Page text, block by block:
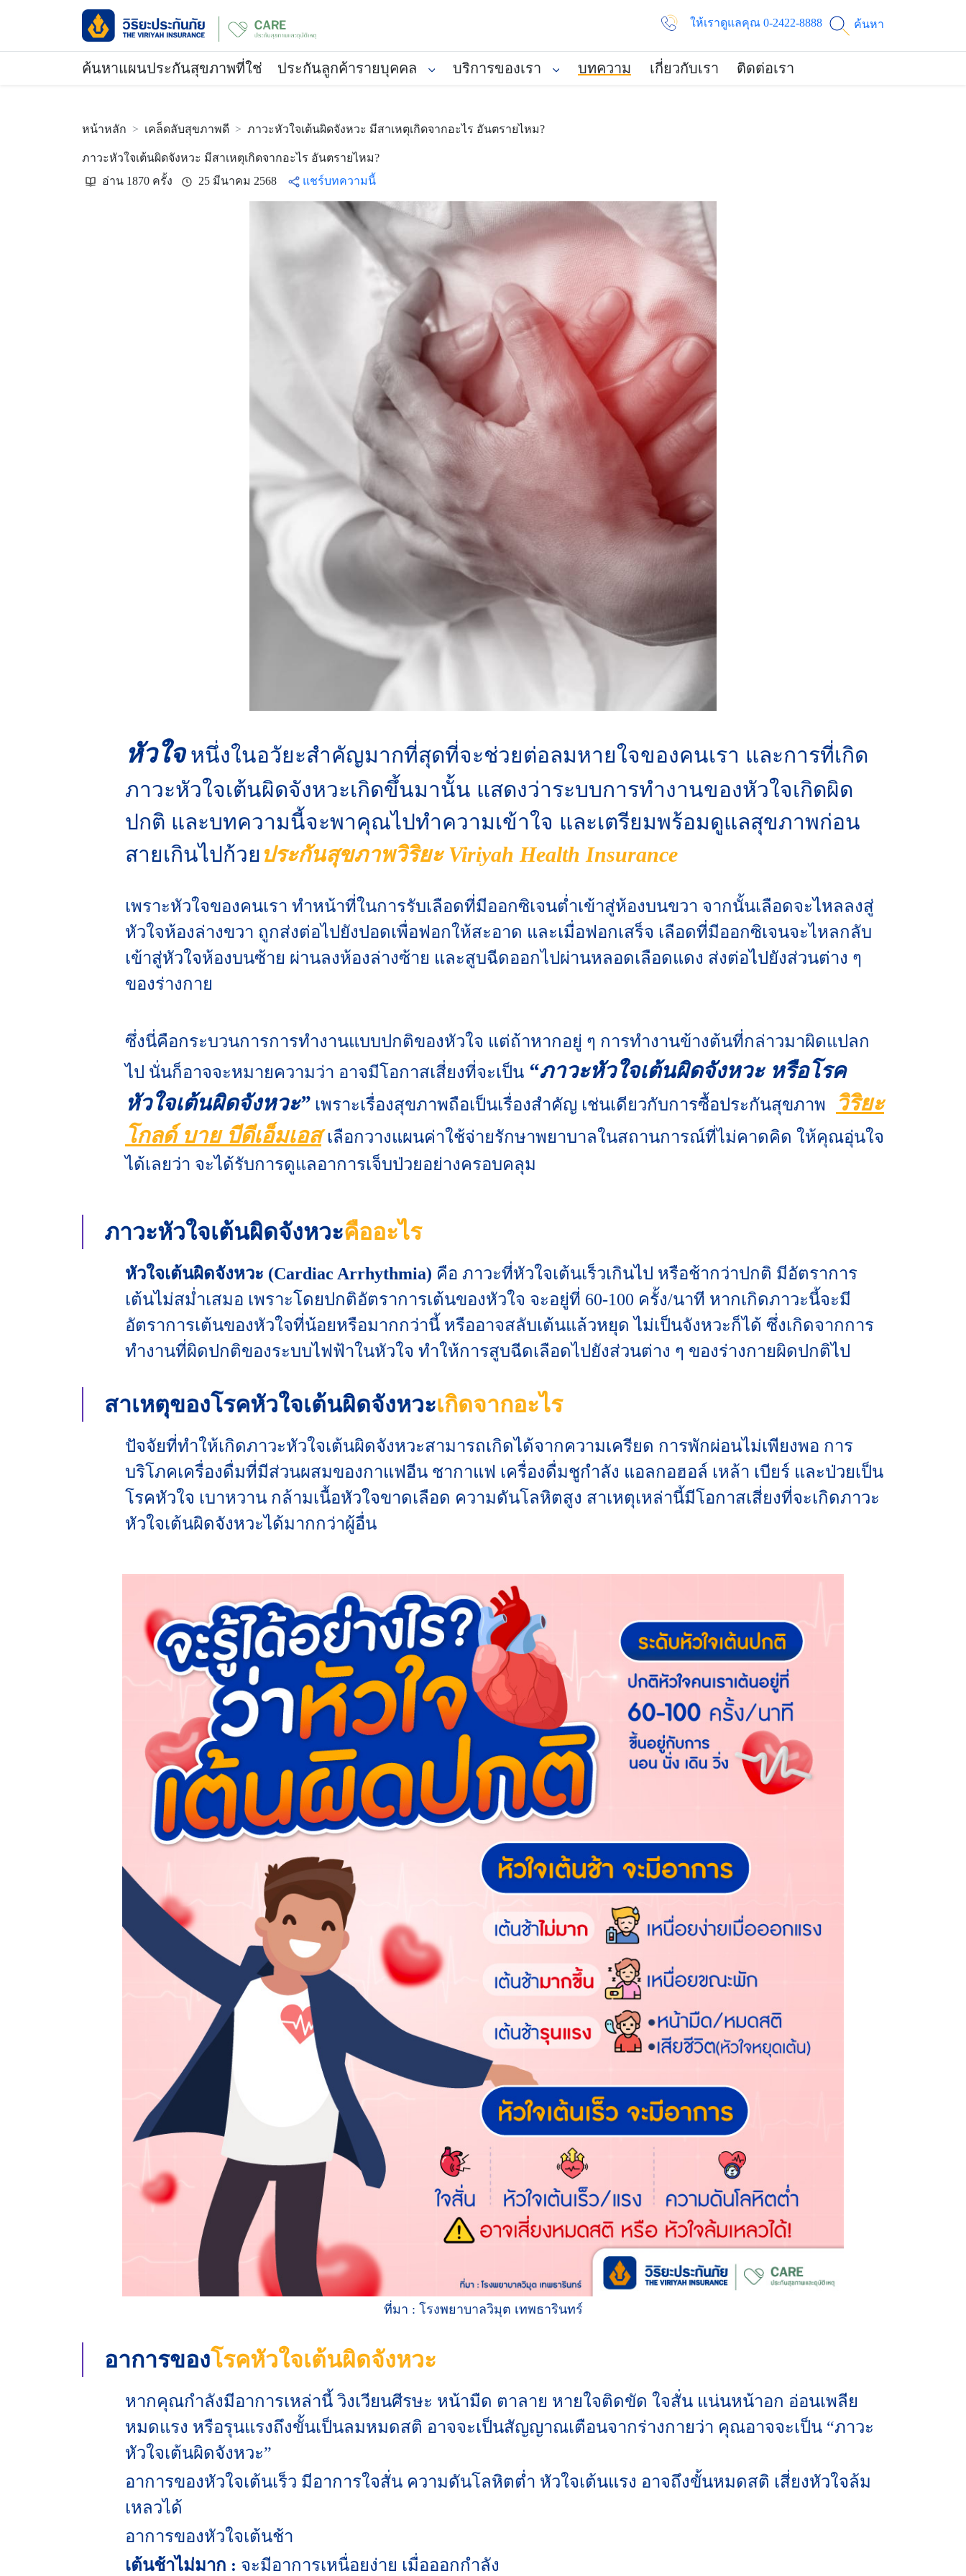
ให้เราดูแลคุณ 0-2422-8888 ค้นหา
ค้นหาแผนประกันสุขภาพที่ใช่ ประกันลูกค้ารายบุคคล บริการของเรา บทความ เกี่ยวกับเรา ติดต่อเรา
หน้าหลัก เคล็ดลับสุขภาพดี ภาวะหัวใจเต้นผิดจังหวะ มีสาเหตุเกิดจากอะไร อันตรายไหม?
ภาวะหัวใจเต้นผิดจังหวะ มีสาเหตุเกิดจากอะไร อันตรายไหม?
อ่าน 1870 ครั้ง
25 มีนาคม 2568 แชร์บทความนี้
หัวใจหนึ่งในอวัยะสำคัญมากที่สุดที่จะช่วยต่อลมหายใจของคนเรา และการที่เกิด
ภาวะหัวใจเต้นผิดจังหวะเกิดขึ้นมานั้น แสดงว่าระบบการทำงานของหัวใจเกิดผิด
ปกติ และบทความนี้จะพาคุณไปทำความเข้าใจ และเตรียมพร้อมดูแลสุขภาพก่อน
สายเกินไปก้วย ประกันสุขภาพวิริยะ Viriyah Health Insurance
เพราะหัวใจของคนเรา ทำหน้าที่ในการรับเลือดที่มีออกซิเจนต่ำเข้าสู่ห้องบนขวา จากนั้นเลือดจะไหลลงสู่
หัวใจห้องล่างขวา ถูกส่งต่อไปยังปอดเพื่อฟอกให้สะอาด และเมื่อฟอกเสร็จ เลือดที่มีออกซิเจนจะไหลกลับ
เข้าสู่หัวใจห้องบนซ้าย ผ่านลงห้องล่างซ้าย และสูบฉีดออกไปผ่านหลอดเลือดแดง ส่งต่อไปยังส่วนต่าง ๆ
ของร่างกาย
ซึ่งนี่คือกระบวนการการทำงานแบบปกติของหัวใจ แต่ถ้าหากอยู่ ๆ การทำงานข้างต้นที่กล่าวมาผิดแปลก
ไป นั่นก็อาจจะหมายความว่า อาจมีโอกาสเสี่ยงที่จะเป็น “ภาวะหัวใจเต้นผิดจังหวะ หรือโรค
หัวใจเต้นผิดจังหวะ” เพราะเรื่องสุขภาพถือเป็นเรื่องสำคัญ เช่นเดียวกับการซื้อประกันสุขภาพ
วิริยะ
โกลด์ บาย บีดีเอ็มเอส เลือกวางแผนค่าใช้จ่ายรักษาพยาบาลในสถานการณ์ที่ไม่คาดคิด ให้คุณอุ่นใจ
ได้เลยว่า จะได้รับการดูแลอาการเจ็บป่วยอย่างครอบคลุม
ภาวะหัวใจเต้นผิดจังหวะคืออะไร
หัวใจเต้นผิดจังหวะ (Cardiac Arrhythmia) คือ ภาวะที่หัวใจเต้นเร็วเกินไป หรือช้ากว่าปกติ มีอัตราการ
เต้นไม่สม่ำเสมอ เพราะโดยปกติอัตราการเต้นของหัวใจ จะอยู่ที่ 60-100 ครั้ง/นาที หากเกิดภาวะนี้จะมี
อัตราการเต้นของหัวใจที่น้อยหรือมากกว่านี้ หรืออาจสลับเต้นแล้วหยุด ไม่เป็นจังหวะก็ได้ ซึ่งเกิดจากการ
ทำงานที่ผิดปกติของระบบไฟฟ้าในหัวใจ ทำให้การสูบฉีดเลือดไปยังส่วนต่าง ๆ ของร่างกายผิดปกติไป
สาเหตุของโรคหัวใจเต้นผิดจังหวะเกิดจากอะไร
ปัจจัยที่ทำให้เกิดภาวะหัวใจเต้นผิดจังหวะสามารถเกิดได้จากความเครียด การพักผ่อนไม่เพียงพอ การ
บริโภคเครื่องดื่มที่มีส่วนผสมของกาแฟอีน ชากาแฟ เครื่องดื่มชูกำลัง แอลกอฮอล์ เหล้า เบียร์ และป่วยเป็น
โรคหัวใจ เบาหวาน กล้ามเนื้อหัวใจขาดเลือด ความดันโลหิตสูง สาเหตุเหล่านี้มีโอกาสเสี่ยงที่จะเกิดภาวะ
หัวใจเต้นผิดจังหวะได้มากกว่าผู้อื่น
ที่มา : โรงพยาบาลวิมุต เทพธารินทร์
อาการของโรคหัวใจเต้นผิดจังหวะ
หากคุณกำลังมีอาการเหล่านี้ วิงเวียนศีรษะ หน้ามืด ตาลาย หายใจติดขัด ใจสั่น แน่นหน้าอก อ่อนเพลีย
หมดแรง หรือรุนแรงถึงขั้นเป็นลมหมดสติ อาจจะเป็นสัญญาณเตือนจากร่างกายว่า คุณอาจจะเป็น “ภาวะ
หัวใจเต้นผิดจังหวะ”
อาการของหัวใจเต้นเร็ว มีอาการใจสั่น ความดันโลหิตต่ำ หัวใจเต้นแรง อาจถึงขั้นหมดสติ เสี่ยงหัวใจล้ม
เหลวได้
อาการของหัวใจเต้นช้า
เต้นช้าไม่มาก : จะมีอาการเหนื่อยง่าย เมื่อออกกำลัง